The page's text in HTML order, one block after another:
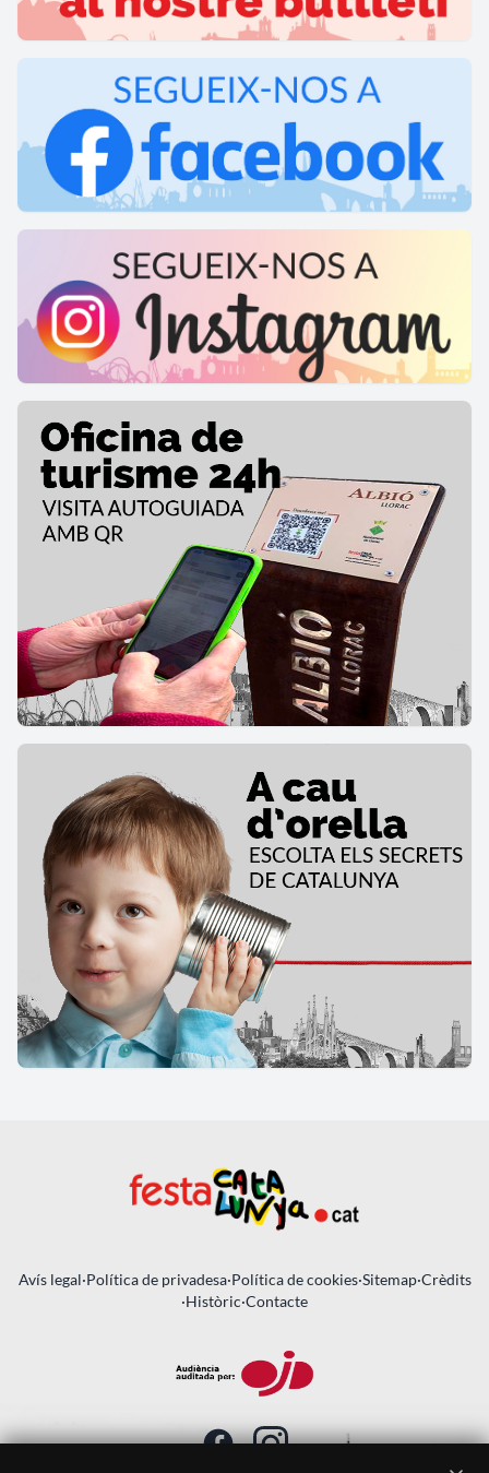
Avís legal·Política de privadesa·Política de cookies·Sitemap·Crèdits
·Històric·Contacte